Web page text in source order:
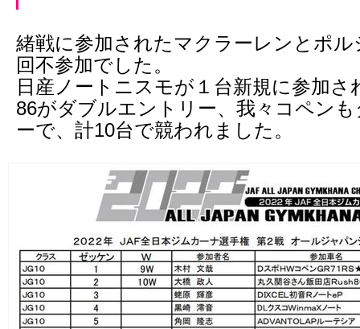
緒戦に参加されたマクラーレンとポル
回不参加でした。
日産ノートニスモが１台新規に参加さ
86がダブルエントリー、我々コペン
ーで、計10台で競われました。